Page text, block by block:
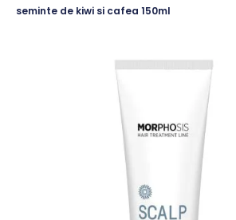
seminte de kiwi si cafea 150ml